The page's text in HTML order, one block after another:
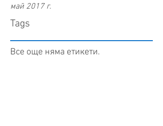
май 2017 г.
Tags
Все още няма етикети.